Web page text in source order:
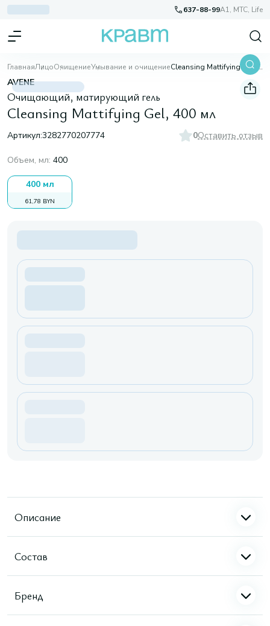
637-88-99A1, МТС, Life
ГлавнаяЛицоОчищениеУмывание и очищение Cleansing Mattifying Gel, 400 мл
AVENE
Очищающий, матирующий гель
Cleansing Mattifying Gel, 400 мл
Артикул:3282770207774 0Оставить отзыв
Объем, мл: 400
400 мл
61,78 BYN
Описание
Состав
Бренд